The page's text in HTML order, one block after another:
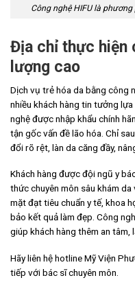
Công nghệ HIFU là
Địa chỉ thực hiện
lượng cao
Dịch vụ trẻ hóa da bằng công
nhiều khách hàng tin tưởng
nghệ được nhập khẩu chính
tận gốc vấn đề lão hóa. Chỉ
đổi rõ rệt, làn da căng đầy,
Khách hàng được đội ngũ y
thức chuyên môn sâu khám
mặt đạt tiêu chuẩn y tế, khoa
bảo kết quả làm đẹp. Công
giúp khách hàng thêm an tâm,
Hãy liên hệ hotline Mỹ Viện
tiếp với bác sĩ chuyên môn.